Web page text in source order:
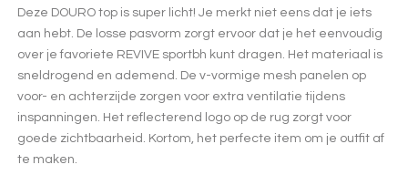
Deze DOURO top is super licht! Je merkt niet eens dat je iets
aan hebt. De losse pasvorm zorgt ervoor dat je het eenvoudig
over je favoriete REVIVE sportbh kunt dragen. Het materiaal is
sneldrogend en ademend. De v-vormige mesh panelen op
voor- en achterzijde zorgen voor extra ventilatie tijdens
inspanningen. Het reflecterend logo op de rug zorgt voor
goede zichtbaarheid. Kortom, het perfecte item om je outfit af
te maken.